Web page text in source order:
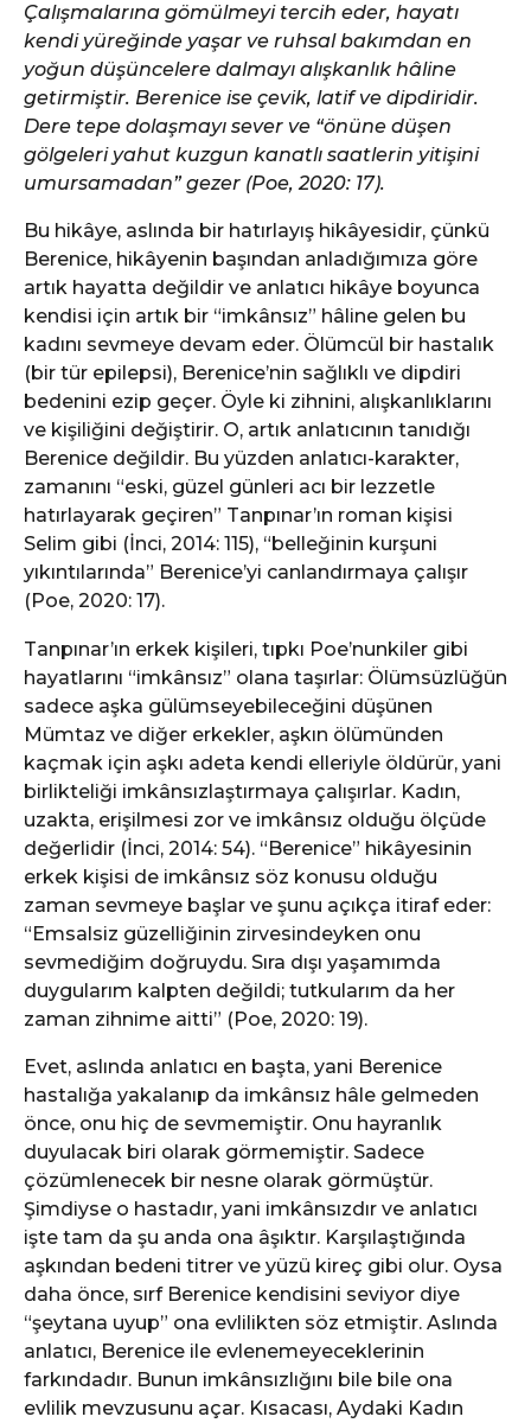
Çalışmalarına gömülmeyi tercih eder, hayatı
kendi yüreğinde yaşar ve ruhsal bakımdan en
yoğun düşüncelere dalmayı alışkanlık hâline
getirmiştir. Berenice ise çevik, latif ve dipdiridir.
Dere tepe dolaşmayı sever ve “önüne düşen
gölgeleri yahut kuzgun kanatlı saatlerin yitişini
umursamadan” gezer (Poe, 2020: 17).
Bu hikâye, aslında bir hatırlayış hikâyesidir, çünkü
Berenice, hikâyenin başından anladığımıza göre
artık hayatta değildir ve anlatıcı hikâye boyunca
kendisi için artık bir “imkânsız” hâline gelen bu
kadını sevmeye devam eder. Ölümcül bir hastalık
(bir tür epilepsi), Berenice’nin sağlıklı ve dipdiri
bedenini ezip geçer. Öyle ki zihnini, alışkanlıklarını
ve kişiliğini değiştirir. O, artık anlatıcının tanıdığı
Berenice değildir. Bu yüzden anlatıcı-karakter,
zamanını “eski, güzel günleri acı bir lezzetle
hatırlayarak geçiren” Tanpınar’ın roman kişisi
Selim gibi (İnci, 2014: 115), “belleğinin kurşuni
yıkıntılarında” Berenice’yi canlandırmaya çalışır
(Poe, 2020: 17).
Tanpınar’ın erkek kişileri, tıpkı Poe’nunkiler gibi
hayatlarını “imkânsız” olana taşırlar: Ölümsüzlüğün
sadece aşka gülümseyebileceğini düşünen
Mümtaz ve diğer erkekler, aşkın ölümünden
kaçmak için aşkı adeta kendi elleriyle öldürür, yani
birlikteliği imkânsızlaştırmaya çalışırlar. Kadın,
uzakta, erişilmesi zor ve imkânsız olduğu ölçüde
değerlidir (İnci, 2014: 54). “Berenice” hikâyesinin
erkek kişisi de imkânsız söz konusu olduğu
zaman sevmeye başlar ve şunu açıkça itiraf eder:
“Emsalsiz güzelliğinin zirvesindeyken onu
sevmediğim doğruydu. Sıra dışı yaşamımda
duygularım kalpten değildi; tutkularım da her
zaman zihnime aitti” (Poe, 2020: 19).
Evet, aslında anlatıcı en başta, yani Berenice
hastalığa yakalanıp da imkânsız hâle gelmeden
önce, onu hiç de sevmemiştir. Onu hayranlık
duyulacak biri olarak görmemiştir. Sadece
çözümlenecek bir nesne olarak görmüştür.
Şimdiyse o hastadır, yani imkânsızdır ve anlatıcı
işte tam da şu anda ona âşıktır. Karşılaştığında
aşkından bedeni titrer ve yüzü kireç gibi olur. Oysa
daha önce, sırf Berenice kendisini seviyor diye
“şeytana uyup” ona evlilikten söz etmiştir. Aslında
anlatıcı, Berenice ile evlenemeyeceklerinin
farkındadır. Bunun imkânsızlığını bile bile ona
evlilik mevzusunu açar. Kısacası, Aydaki Kadın